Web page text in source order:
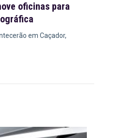
oficinas para
em Caçador,